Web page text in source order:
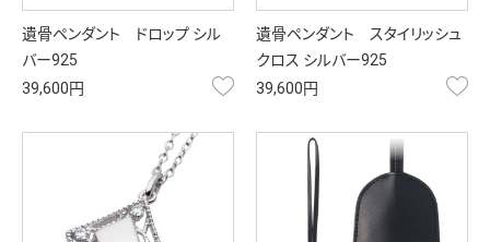
遺骨ペンダント ドロップ シル
バー925
39,600円
お気に入り
遺骨ペンダント スタイリッシュ
クロス シルバー925
39,600円